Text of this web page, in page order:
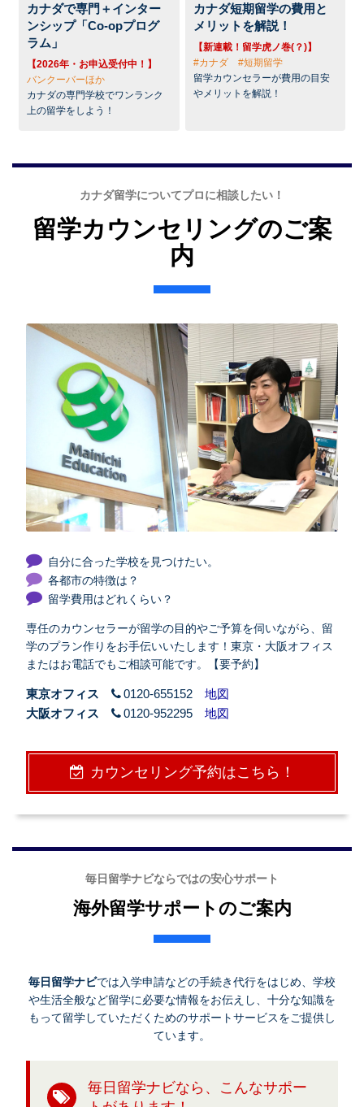
カナダで専門＋インター
ンシップ「Co-opプログ
ラム」
【2026年・お申込受付中！】
バンクーバーほか
カナダの専門学校でワンランク
上の留学をしよう！
カナダ短期留学の費用と
メリットを解説！
【新連載！留学虎ノ巻(？)】
#カナダ #短期留学
留学カウンセラーが費用の目安
やメリットを解説！
カナダ留学についてプロに相談したい！
留学カウンセリングのご案
内
自分に合った学校を見つけたい。
各都市の特徴は？
留学費用はどれくらい？
専任のカウンセラーが留学の目的やご予算を伺いながら、留
学のプラン作りをお手伝いいたします！東京・大阪オフィス
またはお電話でもご相談可能です。【要予約】
東京オフィス 0120-655152地図
大阪オフィス
0120-952295地図
カウンセリング予約はこちら！
毎日留学ナビならではの安心サポート
海外留学サポートのご案内
毎日留学ナビでは入学申請などの手続き代行をはじめ、学校
や生活全般など留学に必要な情報をお伝えし、十分な知識を
もって留学していただくためのサポートサービスをご提供し
ています。
毎日留学ナビなら、こんなサポー